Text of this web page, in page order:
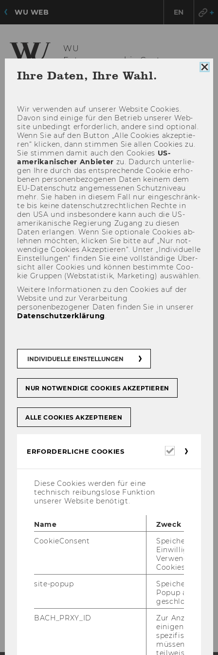
WU WEB EN
WU
Entrepreneurship Center
Events
Keine aktuellen Events gefunden.
WU Entrepreneurship Center
Über uns
Impact
Events
Netzwerk
Ihre Daten, Ihre Wahl.
Wir ver­wen­den auf un­se­rer Web­site Coo­kies.
Davon sind ei­ni­ge für den Be­trieb un­se­rer Web­
site un­be­dingt er­for­der­lich, an­de­re sind op­tio­nal.
Wenn Sie auf den But­ton „Alle Coo­kies ak­zep­tie­
ren“ kli­cken, dann stim­men Sie allen Coo­kies zu.
Sie stim­men damit auch den Coo­kies US-​
amerikanischer An­bie­ter zu. Da­durch un­ter­lie­
gen Ihre durch das ent­spre­chen­de Coo­kie er­ho­
be­nen per­so­nen­be­zo­ge­nen Daten kei­nem dem
EU-​Datenschutz an­ge­mes­se­nen Schutz­ni­veau
mehr. Sie haben in die­sem Fall nur ein­ge­schränk­
te bis keine da­ten­schutz­recht­li­chen Rech­te in
den USA und ins­be­son­de­re kann auch die US-​
amerikanische Re­gie­rung Zu­gang zu die­sen
Daten er­lan­gen. Wenn Sie op­tio­na­le Coo­kies ab­
leh­nen möch­ten, kli­cken Sie bitte auf „Nur not­
wen­di­ge Coo­kies Ak­zep­tie­ren“. Unter „In­di­vi­du­el­le
Ein­stel­lun­gen“ fin­den Sie eine voll­stän­di­ge Über­
sicht aller Coo­kies und kön­nen be­stimm­te Coo­
kie Grup­pen (Web­sta­tis­tik, Mar­ke­ting) aus­wäh­len.
Weitere Informationen zu den Cookies auf der
Website und zur Verarbeitung
personenbezogener Daten finden Sie in unserer
Datenschutzerklärung
INDIVIDUELLE EINSTELLUNGEN
NUR NOTWENDIGE COOKIES AKZEPTIEREN
ALLE COOKIES AKZEPTIEREN
ERFORDERLICHE COOKIES
Diese Cookies werden für eine
technisch reibungslose Funktion
unserer Website benötigt.
Name
Zweck
CookieConsent
Speichert Ihre
Einwilligung zur
Verwendung von
Cookies.
site-popup
Speichert ob ein
Popup
geschlossen
BACH_PRXY_ID
Zur Anzeige von
einigen WU-
spezifischen
müssen
teilweise von